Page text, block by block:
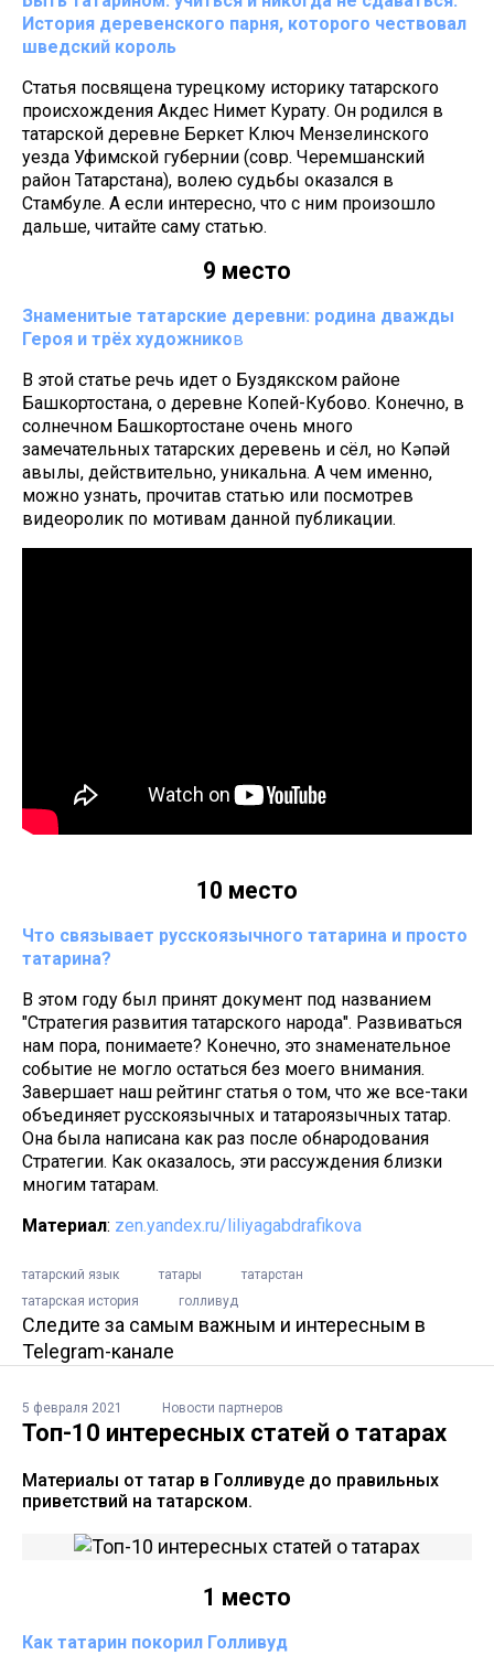
История деревенского парня, которого чествовал
шведский король
Статья посвящена турецкому историку татарского
происхождения Акдес Нимет Курату. Он родился в
татарской деревне Беркет Ключ Мензелинского
уезда Уфимской губернии (совр. Черемшанский
район Татарстана), волею судьбы оказался в
Стамбуле. А если интересно, что с ним произошло
дальше, читайте саму статью.
9 место
Знаменитые татарские деревни: родина дважды
Героя и трёх художников
В этой статье речь идет о Буздякском районе
Башкортостана, о деревне Копей-Кубово. Конечно, в
солнечном Башкортостане очень много
замечательных татарских деревень и сёл, но Кәпәй
авылы, действительно, уникальна. А чем именно,
можно узнать, прочитав статью или посмотрев
видеоролик по мотивам данной публикации.
10 место
Что связывает русскоязычного татарина и просто
татарина?
В этом году был принят документ под названием
"Стратегия развития татарского народа". Развиваться
нам пора, понимаете? Конечно, это знаменательное
событие не могло остаться без моего внимания.
Завершает наш рейтинг статья о том, что же все-таки
объединяет русскоязычных и татароязычных татар.
Она была написана как раз после обнародования
Стратегии. Как оказалось, эти рассуждения близки
многим татарам.
Материал: zen.yandex.ru/liliyagabdrafikova
татарский язык татары
татарстан
татарская история
голливуд
Следите за самым важным и интересным в
Telegram-канале
5 февраля 2021 Новости партнеров
Топ-10 интересных статей о татарах
Материалы от татар в Голливуде до правильных
приветствий на татарском.
1 место
Как татарин покорил Голливуд